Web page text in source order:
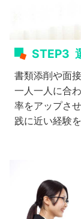
STEP3
書類添削や面
一人一人に合
率をアップさ
践に近い経験